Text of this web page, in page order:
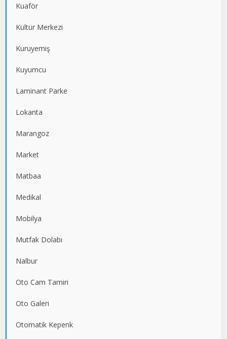
Kuaför
Kültür Merkezi
Kuruyemiş
Kuyumcu
Laminant Parke
Lokanta
Marangoz
Market
Matbaa
Medikal
Mobilya
Mutfak Dolabı
Nalbur
Oto Cam Tamiri
Oto Galeri
Otomatik Kepenk